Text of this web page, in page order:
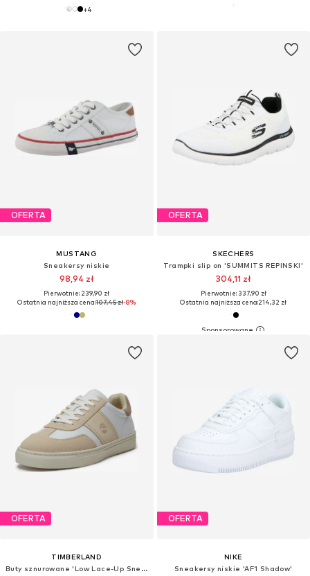
+4
OFERTA
MUSTANG
Sneakersy niskie
98,94 zł
Pierwotnie: 239,90 zł
Ostatnia najniższa cena:107,45 zł-8%
OFERTA
SKECHERS
Trampki slip on 'SUMMITS REPINSKI'
304,11 zł
Pierwotnie: 337,90 zł
Ostatnia najniższa cena:214,32 zł
OFERTA
TIMBERLAND
Buty sznurowane 'Low Lace-Up Sneaker'
OFERTA
NIKE
Sneakersy niskie 'AF1 Shadow'